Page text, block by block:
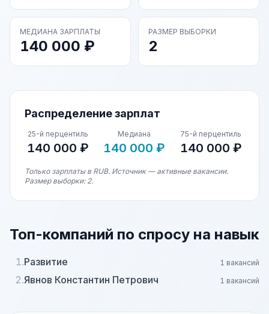
МЕДИАНА ЗАРПЛАТЫ
140 000 ₽
РАЗМЕР ВЫБОРКИ
2
Распределение зарплат
25-й перцентиль
140 000 ₽
Медиана
140 000 ₽
75-й перцентиль
140 000 ₽
Только зарплаты в RUB. Источник — активные вакансии.
Размер выборки: 2.
Топ-компаний по спросу на навык
1.Развитие 1 вакансий
2.Явнов Константин Петрович 1 вакансий